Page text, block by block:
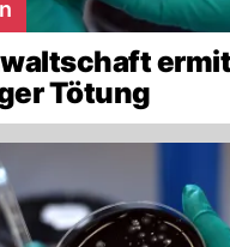
Tötung